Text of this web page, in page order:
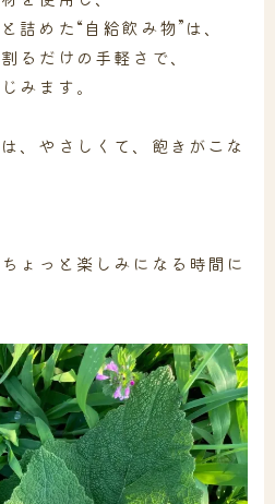
詰めた“自給飲み物”は、
るだけの手軽さで、
みます。
、やさしくて、飽きがこな
ょっと楽しみになる時間に